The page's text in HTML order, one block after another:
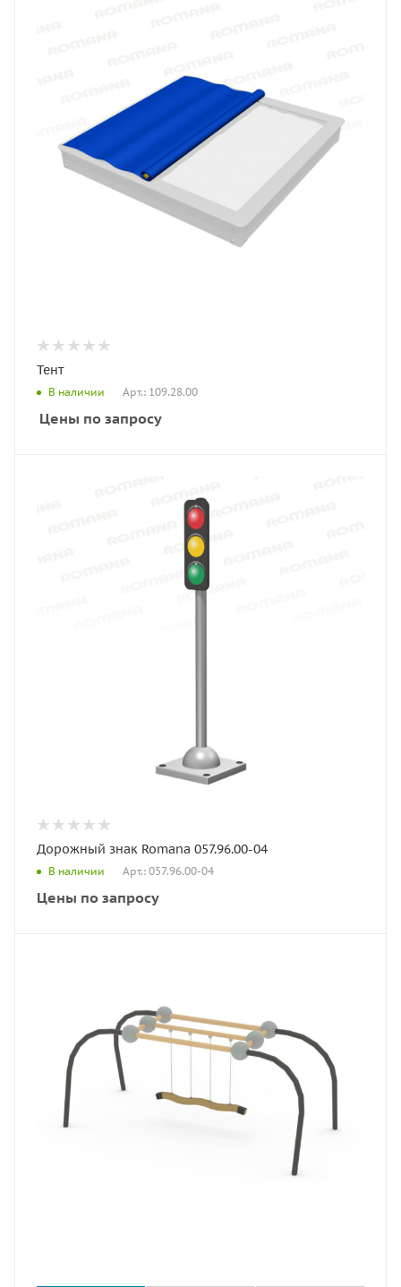
Тент
В наличии Арт.: 109.28.00
Цены по запросу
Дорожный знак Romana 057.96.00-04
В наличии Арт.: 057.96.00-04
Цены по запросу